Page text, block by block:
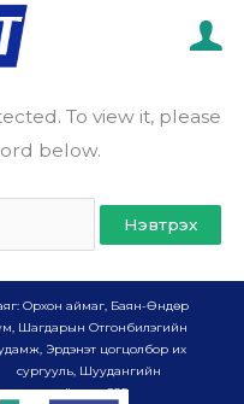
To view it, please
below.
Орхон аймаг, Баян-Өндөр
Шагдарын Отгонбилэгийн
Эрдэнэт цогцолбор их
сургууль, Шуудангийн
хайрцаг-985